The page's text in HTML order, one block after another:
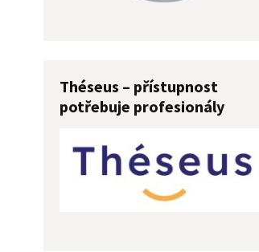
Théseus – přístupnost
potřebuje profesionály